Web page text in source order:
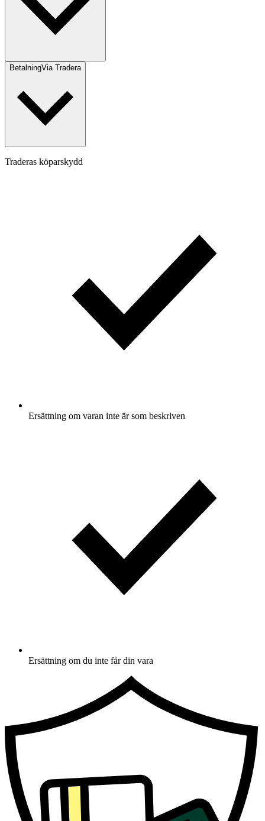
BetalningVia Tradera
Traderas köparskydd
Ersättning om varan inte är som beskriven
Ersättning om du inte får din vara